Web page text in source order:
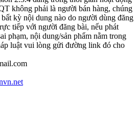
không phải là người bán hàng, chúng
kỳ nội dung nào do người dùng đăng
tiếp với người đăng bài, nếu phát
phạm, nội dung/sản phẩm nằm trong
luật vui lòng gửi đường link đó cho